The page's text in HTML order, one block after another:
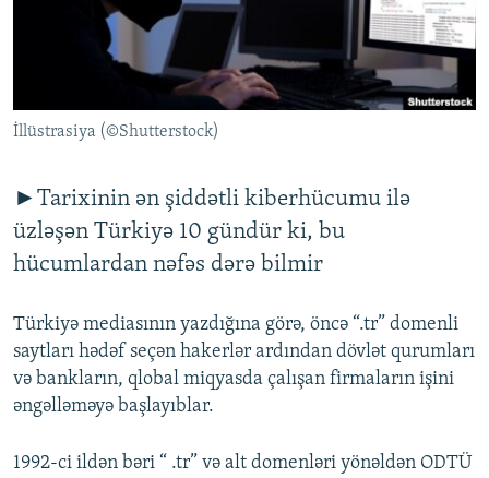
İNFOQRAFIKA
KARIKATURA
AZƏRBAYCAN ƏDƏBIYYATI KITABXANASI
İSLAM VƏ DEMOKRATIYA
İZ - MƏDƏNIYYƏT PROQRAMI
MISSIYAMIZ
PEŞƏ ETIKASI VƏ JURNALISTIKA STANDARTLARIMIZ
MATERIALLARIMIZDAN ISTIFADƏ
AZADLIQRADIOSU MOBIL TELEFONUNUZDA
XƏBƏR BÜLLETENLƏRIMIZ
RFE/RL-in bütün saytları
İllüstrasiya (©Shutterstock)
►Tarixinin ən şiddətli kiberhücumu ilə
üzləşən Türkiyə 10 gündür ki, bu
hücumlardan nəfəs dərə bilmir
Türkiyə mediasının yazdığına görə, öncə “.tr” domenli
saytları hədəf seçən hakerlər ardından dövlət qurumları
və bankların, qlobal miqyasda çalışan firmaların işini
əngəlləməyə başlayıblar.
1992-ci ildən bəri “ .tr” və alt domenləri yönəldən ODTÜ